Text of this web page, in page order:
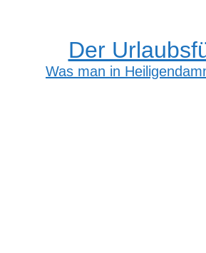
Der
Was man in